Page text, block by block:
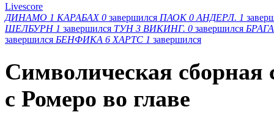
Livescore
ДИНАМО 1 КАРАБАХ 0 завершился ПАОК 0 АНДЕРЛ. 1
ШЕЛБУРН 1 завершился ТУН 3 ВИКИНГ. 0 завершился БРАГА
завершился БЕНФИКА 6 ХАРТС 1 завершился
Символическая
с Ромеро во главе